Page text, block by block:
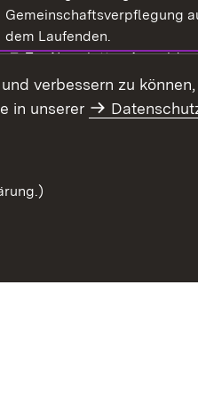
Fenster)
Gemeinschaftsverpflegung
dem Laufenden.
Extern:
Zur Newsletter-
Newsletter-Archiv
verbessern zu
in unserer